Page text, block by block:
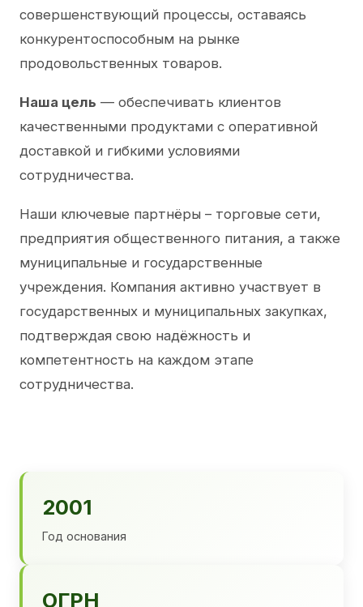
совершенствующий процессы, оставаясь
конкурентоспособным на рынке
продовольственных товаров.
Наша цель — обеспечивать клиентов
качественными продуктами с оперативной
доставкой и гибкими условиями
сотрудничества.
Наши ключевые партнёры – торговые сети,
предприятия общественного питания, а также
муниципальные и государственные
учреждения. Компания активно участвует в
государственных и муниципальных закупках,
подтверждая свою надёжность и
компетентность на каждом этапе
сотрудничества.
2001
Год основания
ОГРН